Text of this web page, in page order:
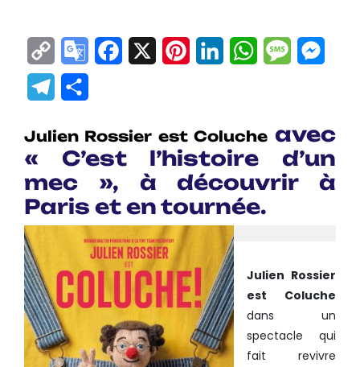
Copy
Link
GoogleFacebook
X Pinterest
LinkedInWhatsApp
Telegram
Julien Rossier est Colucheavec
« C’est l’histoire d’un
mec », à découvrir à
Paris et en tournée.
Julien Rossier
est Coluche
dans un
spectacle qui
fait revivre